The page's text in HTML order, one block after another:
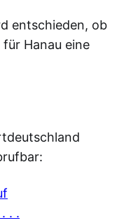
entschieden, ob
Hanau eine
. .